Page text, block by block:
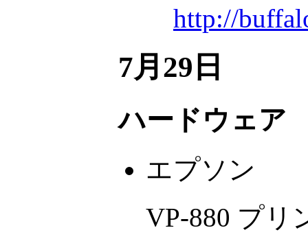
http://
7月29日
ハードウェア
エプソン
VP-880 プリ